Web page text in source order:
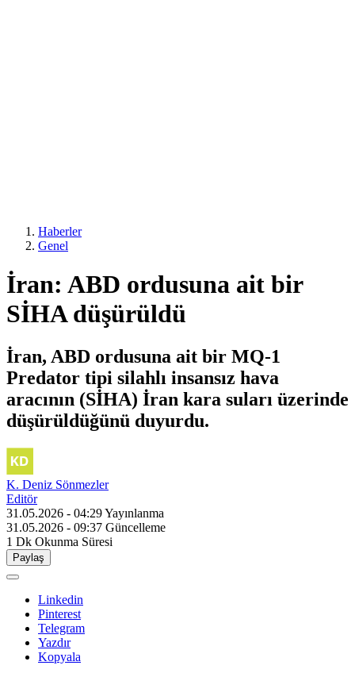
Haberler
Genel
İran: ABD ordusuna ait bir
SİHA düşürüldü
İran, ABD ordusuna ait bir MQ-1
Predator tipi silahlı insansız hava
aracının (SİHA) İran kara suları üzerinde
düşürüldüğünü duyurdu.
K. Deniz Sönmezler
Editör
31.05.2026 - 04:29Yayınlanma
31.05.2026 - 09:37 Güncelleme
1 Dk Okunma Süresi
Paylaş
Linkedin
Pinterest
Telegram
Yazdır
Kopyala